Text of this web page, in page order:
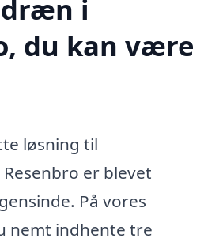
i
du kan være
løsning til
er blevet
På vores
nemt indhente tre